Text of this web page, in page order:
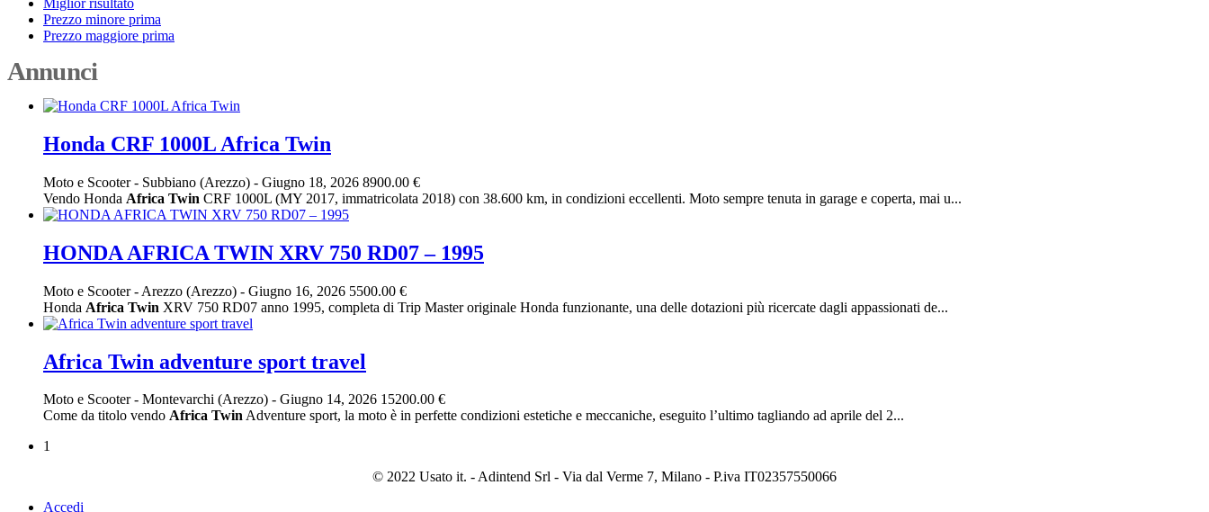
Miglior risultato
Prezzo minore prima
Prezzo maggiore prima
Annunci
Honda CRF 1000L Africa Twin
Moto e Scooter- Subbiano (Arezzo) - Giugno 18, 2026 8900.00 €
Vendo Honda Africa Twin CRF 1000L (MY 2017, immatricolata 2018) con 38.600 km, in condizioni eccellenti. Moto sempre tenuta in garage e coperta, mai u...
HONDA AFRICA TWIN XRV 750 RD07 – 1995
Moto e Scooter- Arezzo (Arezzo) - Giugno 16, 2026 5500.00 €
Honda Africa Twin XRV 750 RD07 anno 1995, completa di Trip Master originale Honda funzionante, una delle dotazioni più ricercate dagli appassionati de...
Africa Twin adventure sport travel
Moto e Scooter- Montevarchi (Arezzo) - Giugno 14, 2026 15200.00 €
Come da titolo vendo Africa TwinAdventure sport, la moto è in perfette condizioni estetiche e meccaniche, eseguito l’ultimo tagliando ad aprile del 2...
1
© 2022 Usato it. - Adintend Srl - Via dal Verme 7, Milano - P.iva IT02357550066
Accedi